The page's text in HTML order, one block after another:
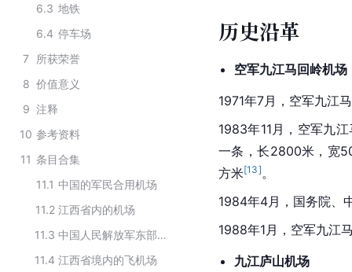
6.3 地铁
6.4 停车场
7
所获荣誉
8 价值意义
9 注释
10 参考资料
11 条目合集
11.1 中国的军民合用机场
11.2 江西省内的机场
11.3
中国人民解放军东部战区军用机场
11.4 江西省境内的飞机场
历史沿革
空军九江马回岭机场
1971年7月，空军九江
1983年11月，空军九
一条，长2800米，宽
方米[13] 。
1984年4月，国务院、
1988年1月，空军九江
九江庐山机场